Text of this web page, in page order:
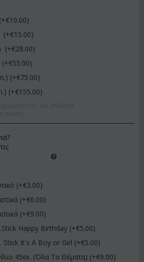
10.00)
(+€15.00)
(+€28.00)
(+€55.00)
(+€75.00)
(+€155.00)
(+€3.00)
(+€6.00)
(+€9.00)
Happy Birthday (+€5.00)
Stick It's A Boy or Girl (+€5.00)
45εκ. (Όλα Τα Θέματα) (+€9.00)